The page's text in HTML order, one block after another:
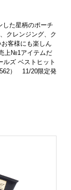
した星柄のポーチ
クレンジング、ク
客様にも楽しん
上№1アイテムだ
ルズ ベストヒット
） 11/20限定発